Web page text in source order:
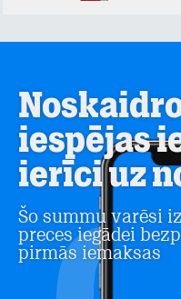
iespējas
ierīci uz
Šo summu varēsi
preces iegādei
pirmās iemaksas